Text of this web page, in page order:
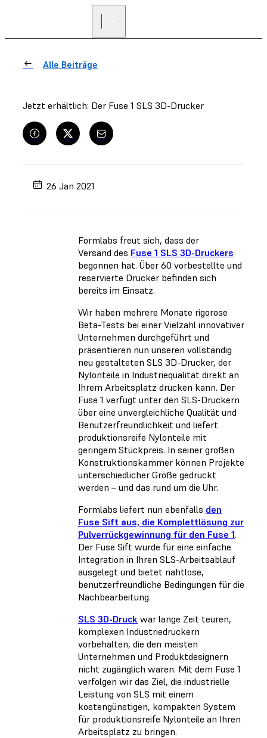
Alle Beiträge
Jetzt erhältlich: Der Fuse 1 SLS 3D-Drucker
26 Jan 2021
Formlabs freut sich, dass der
Versand des Fuse 1 SLS 3D-Druckers
begonnen hat. Über 60 vorbestellte und
reservierte Drucker befinden sich
bereits im Einsatz.
Wir haben mehrere Monate rigorose
Beta-Tests bei einer Vielzahl innovativer
Unternehmen durchgeführt und
präsentieren nun unseren vollständig
neu gestalteten SLS 3D-Drucker, der
Nylonteile in Industriequalität direkt an
Ihrem Arbeitsplatz drucken kann. Der
Fuse 1 verfügt unter den SLS-Druckern
über eine unvergleichliche Qualität und
Benutzerfreundlichkeit und liefert
produktionsreife Nylonteile mit
geringem Stückpreis. In seiner großen
Konstruktionskammer können Projekte
unterschiedlicher Größe gedruckt
werden – und das rund um die Uhr.
Formlabs liefert nun ebenfalls den
Fuse Sift aus, die Komplettlösung zur
Pulverrückgewinnung für den Fuse 1.
Der Fuse Sift wurde für eine einfache
Integration in Ihren SLS-Arbeitsablauf
ausgelegt und bietet nahtlose,
benutzerfreundliche Bedingungen für die
Nachbearbeitung.
SLS 3D-Druck war lange Zeit teuren,
komplexen Industriedruckern
vorbehalten, die den meisten
Unternehmen und Produktdesignern
nicht zugänglich waren. Mit dem Fuse 1
verfolgen wir das Ziel, die industrielle
Leistung von SLS mit einem
kostengünstigen, kompakten System
für produktionsreife Nylonteile an Ihren
Arbeitsplatz zu bringen.